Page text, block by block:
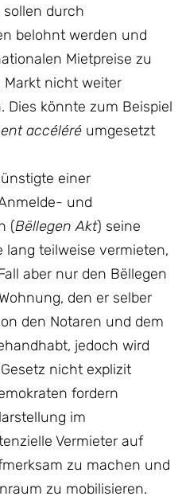
durch
belohnt werden und
Mietpreise zu
Markt nicht weiter
Dies könnte zum Beispiel
accéléré umgesetzt
einer
und
(Bëllegen Akt) seine
lang teilweise vermieten,
aber nur den Bëllegen
den er selber
den Notaren und dem
jedoch wird
nicht explizit
fordern
im
Vermieter auf
zu machen und
zu mobilisieren.